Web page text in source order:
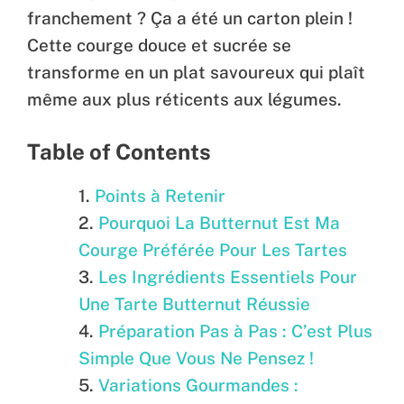
franchement ? Ça a été un carton plein !
Cette courge douce et sucrée se
transforme en un plat savoureux qui plaît
même aux plus réticents aux légumes.
Table of Contents
Points à Retenir
Pourquoi La Butternut Est Ma
Courge Préférée Pour Les Tartes
Les Ingrédients Essentiels Pour
Une Tarte Butternut Réussie
Préparation Pas à Pas : C’est Plus
Simple Que Vous Ne Pensez !
Variations Gourmandes :